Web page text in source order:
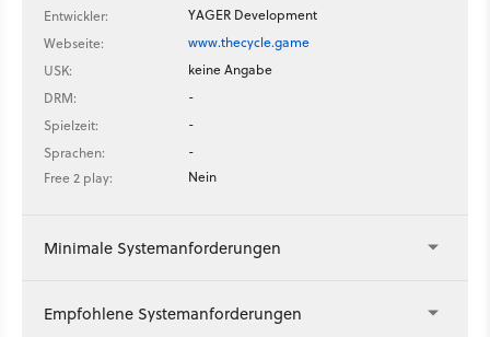
Entwickler:
YAGER Development
Webseite:
www.thecycle.game
USK:
keine Angabe
DRM:
-
Spielzeit:
-
Sprachen:
-
Free 2 play:
Nein
Minimale Systemanforderungen
Empfohlene Systemanforderungen